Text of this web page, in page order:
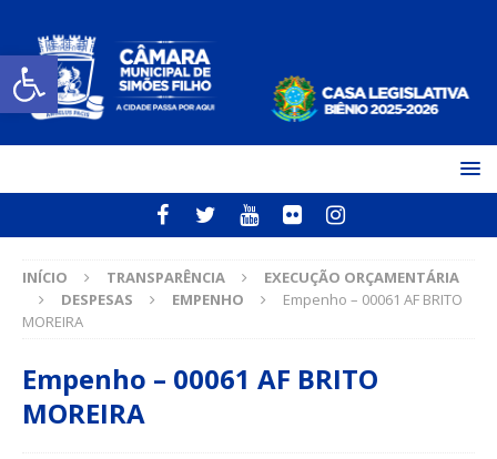
Open toolbar
INÍCIO TRANSPARÊNCIA
EXECUÇÃO ORÇAMENTÁRIA
DESPESAS
EMPENHO
Empenho – 00061 AF BRITO
MOREIRA
Empenho – 00061 AF BRITO
MOREIRA